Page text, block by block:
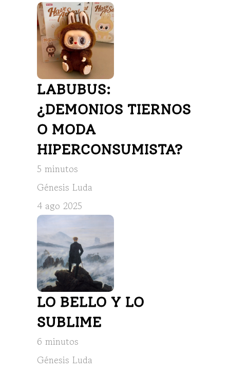
LABUBUS:
¿DEMONIOS TIERNOS
O MODA
HIPERCONSUMISTA?
5 minutos
Génesis Luda
4 ago 2025
LO BELLO Y LO
SUBLIME
6 minutos
Génesis Luda